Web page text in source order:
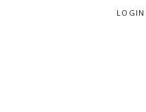
LOGIN